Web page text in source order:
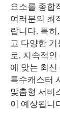
요소를 종합
여러분의 최
랍니다. 특
고 다양한
로, 지속적
에 맞는 최
특수캐스터
맞춤형 서비
이 예상됩니